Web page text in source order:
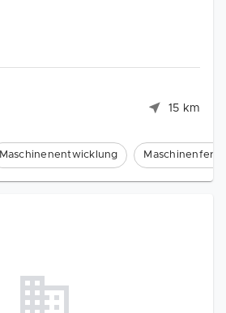
15 km
Maschinenentwicklung